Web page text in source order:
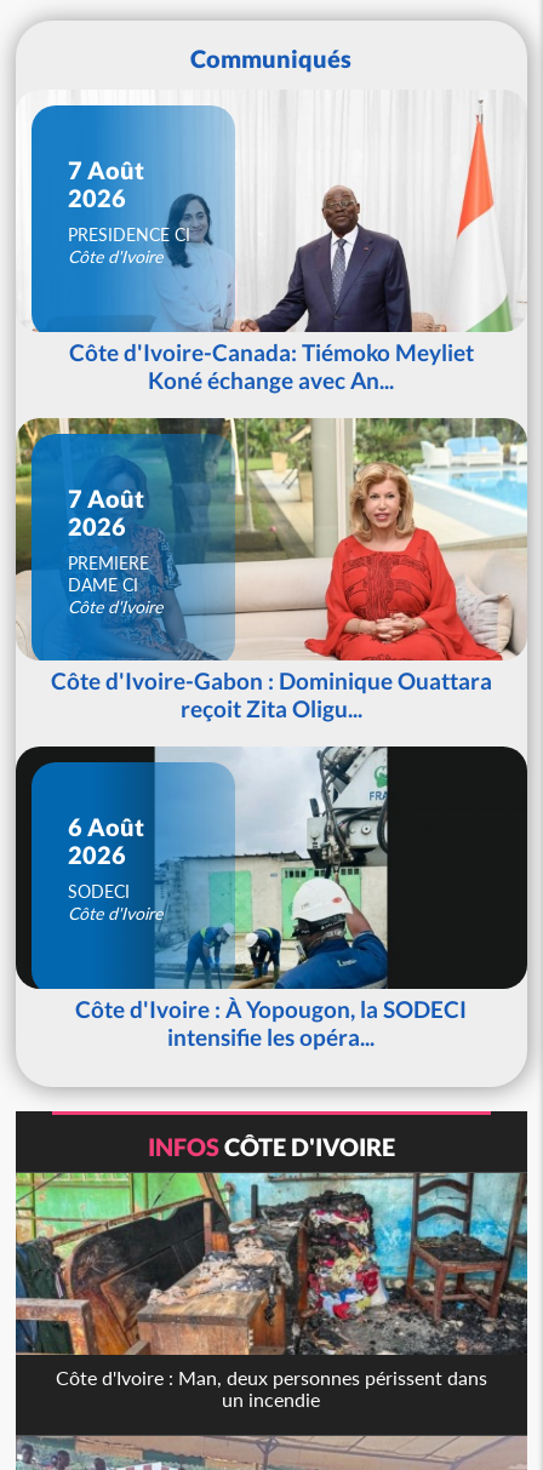
Communiqués
7 Août
2026
PRESIDENCE CI
Côte d'Ivoire
Côte d'Ivoire-Canada: Tiémoko Meyliet
Koné échange avec An...
7 Août
2026
PREMIERE
DAME CI
Côte d'Ivoire
Côte d'Ivoire-Gabon : Dominique Ouattara
reçoit Zita Oligu...
6 Août
2026
SODECI
Côte d'Ivoire
Côte d'Ivoire : À Yopougon, la SODECI
intensifie les opéra...
INFOSCÔTE D'IVOIRE
Côte d'Ivoire : Man, deux personnes périssent dans
un incendie